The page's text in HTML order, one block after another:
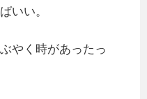
いい。
やく時があったっ